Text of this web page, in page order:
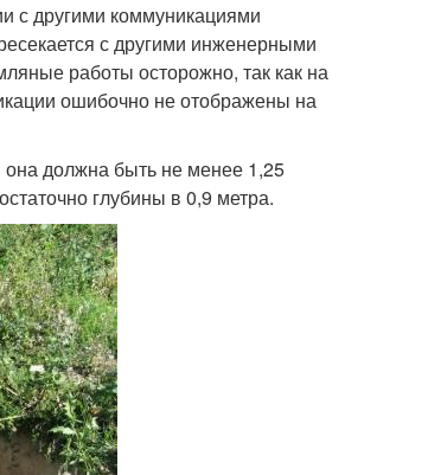
с другими коммуникациями
с другими инженерными
работы осторожно, так как на
ошибочно не отображены на
она должна быть не менее 1,25
глубины в 0,9 метра.